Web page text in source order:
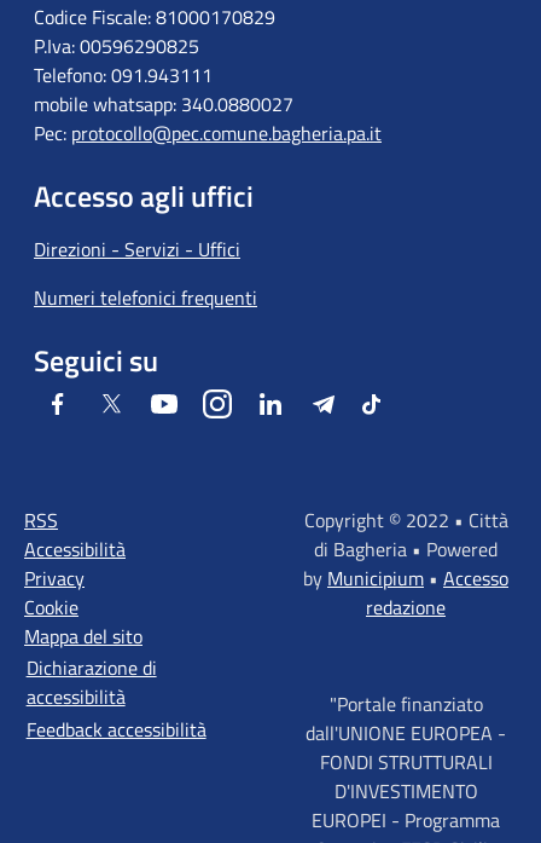
Codice Fiscale: 81000170829
P.Iva: 00596290825
Telefono: 091.943111
mobile whatsapp: 340.0880027
Pec: protocollo@pec.comune.bagheria.pa.it
Accesso agli uffici
Direzioni - Servizi - Uffici
Numeri telefonici frequenti
Seguici su
Facebook Twitter YoutubeInstagramLinkedIn TelegramTiktok
RSS
Accessibilità
Privacy
Cookie
Mappa del sito
Dichiarazione di
accessibilità
Feedback accessibilità
Copyright © 2022 • Città
di Bagheria • Powered
by Municipium • Accesso
redazione
"Portale finanziato
dall'UNIONE EUROPEA -
FONDI STRUTTURALI
D'INVESTIMENTO
EUROPEI - Programma